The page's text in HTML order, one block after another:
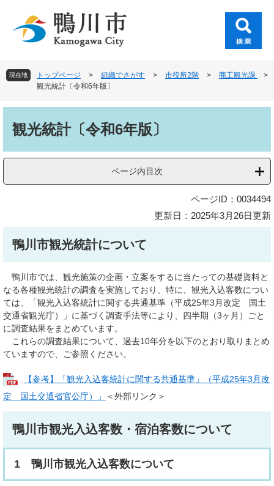
頭
で
。
飛
ば
て
現在地 トップページ > 組織でさがす > 市役所2階 > 商工観光課
>
観光統計〔令和6年版〕
観光統計〔令和6年版〕
ページ内目次
ページID：0034494
更新日：2025年3月26日更新
鴨川市観光統計について
鴨川市では、観光施策の企画・立案をするに当たっての基礎資料と
なる各種観光統計の調査を実施しており、特に、観光入込客数につい
ては、「観光入込客統計に関する共通基準（平成25年3月改定 国土
交通省観光庁）」に基づく調査手法等により、四半期（3ヶ月）ごと
に調査結果をまとめています。
これらの調査結果について、過去10年分を以下のとおり取りまとめ
ていますので、ご参照ください。
【参考】「観光入込客統計に関する共通基準」（平成25年3月改
定 国土交通省官公庁）」
＜外部リンク＞
鴨川市観光入込客数・宿泊客数について
1 鴨川市観光入込客数について